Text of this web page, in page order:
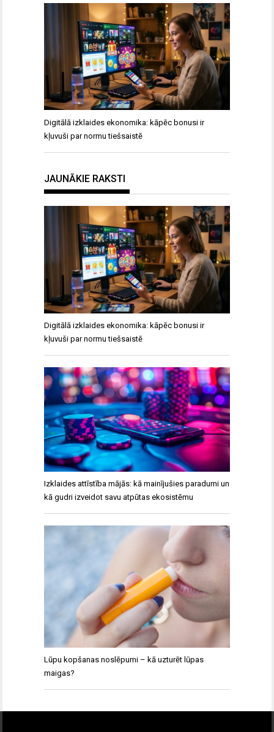
Digitālā izklaides ekonomika: kāpēc bonusi ir
kļuvuši par normu tiešsaistē
JAUNĀKIE RAKSTI
Digitālā izklaides ekonomika: kāpēc bonusi ir
kļuvuši par normu tiešsaistē
Izklaides attīstība mājās: kā mainījušies paradumi un
kā gudri izveidot savu atpūtas ekosistēmu
Lūpu kopšanas noslēpumi – kā uzturēt lūpas
maigas?